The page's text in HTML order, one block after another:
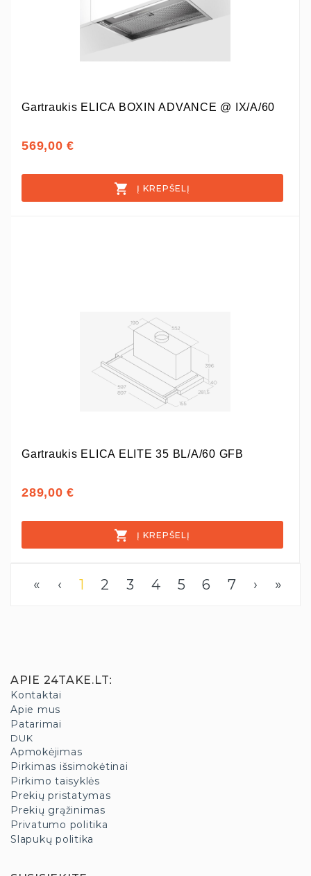
Gartraukis ELICA BOXIN ADVANCE @ IX/A/60
569,00 €
Į KREPŠELĮ
Gartraukis ELICA ELITE 35 BL/A/60 GFB
289,00 €
Į KREPŠELĮ
« ‹ 1 2 3 4 5 6 7 › »
APIE 24TAKE.LT:
Kontaktai
Apie mus
Patarimai
DUK
Apmokėjimas
Pirkimas išsimokėtinai
Pirkimo taisyklės
Prekių pristatymas
Prekių grąžinimas
Privatumo politika
Slapukų politika